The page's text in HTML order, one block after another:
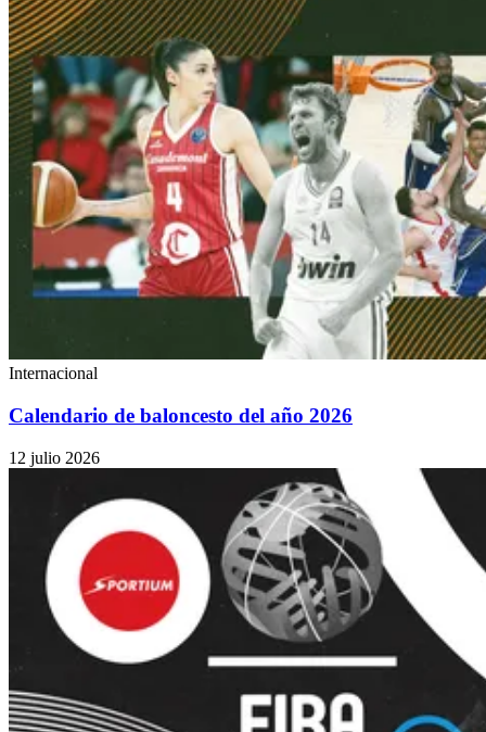
Internacional
Calendario de baloncesto del año 2026
12 julio 2026